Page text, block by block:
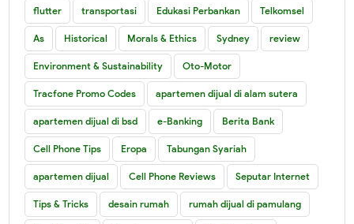
flutter transportasi Edukasi Perbankan Telkomsel
As Historical Morals & Ethics Sydney review
Environment & Sustainability Oto-Motor
Tracfone Promo Codes apartemen dijual di alam sutera
apartemen dijual di bsd e-Banking Berita Bank
Cell Phone Tips Eropa Tabungan Syariah
apartemen dijual Cell Phone Reviews Seputar Internet
Tips & Tricks desain rumah rumah dijual di pamulang